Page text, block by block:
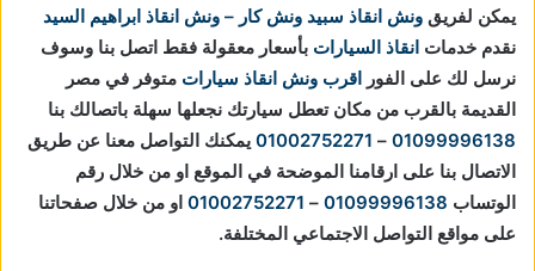
يمكن لفريق ونش انقاذ سبيد ونش كار – ونش انقاذ ابراهيم السيد
نقدم خدمات انقاذ السيارات بأسعار معقولة فقط اتصل بنا وسوف
نرسل لك على الفور
اقرب ونش انقاذ سيارات متوفر في مصر
القديمة بالقرب من مكان تعطل سيارتك نجعلها سهلة باتصالك بنا
01099996138
–
01002752271 يمكنك التواصل معنا عن طريق
الاتصال بنا على ارقامنا الموضحة في الموقع او من خلال رقم
الوتساب 01099996138
–
01002752271 او من خلال صفحاتنا
على مواقع التواصل الاجتماعي المختلفة.